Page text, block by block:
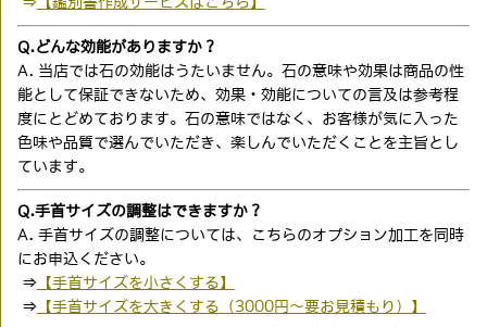
Q.どんな効能がありますか？
A. 当店では石の効能はうたいません。石の意味や効果は商品の性
能として保証できないため、効果・効能についての言及は参考程
度にとどめております。石の意味ではなく、お客様が気に入った
色味や品質で選んでいただき、楽しんでいただくことを主旨とし
ています。
Q.手首サイズの調整はできますか？
A. 手首サイズの調整については、こちらのオプション加工を同時
にお申込ください。
⇒ 【手首サイズを小さくする】
⇒ 【手首サイズを大きくする（3000円〜要お見積もり）】